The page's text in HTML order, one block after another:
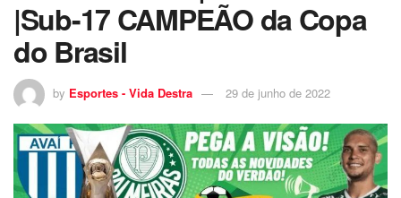
|Sub-17 CAMPEÃO da Copa
do Brasil
by Esportes - Vida Destra 29 de junho de 2022